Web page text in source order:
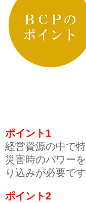
ポイント1
経営資源の中で
災害時のパワー
り込みが必要です
ポイント2